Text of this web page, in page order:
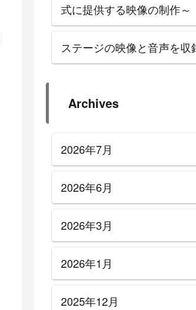
式に提供する映像の制作～
ステージの映像と音声を収
Archives
2026年7月
2026年6月
2026年3月
2026年1月
2025年12月